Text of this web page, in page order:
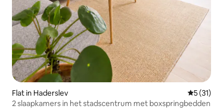
Flat in Haderslev
5 (31)
2 slaapkamers in het stadscentrum met boxspringbedden